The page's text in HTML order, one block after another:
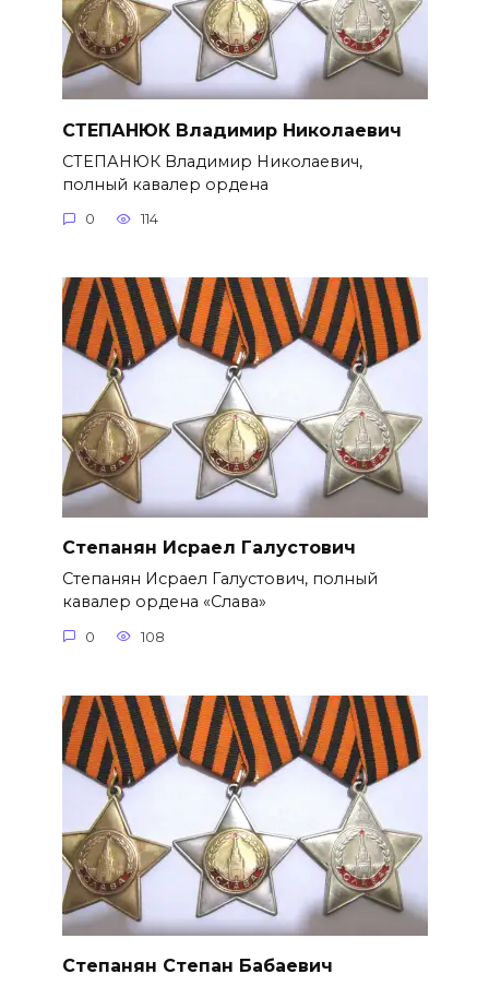
СТЕПАНЮК Владимир Николаевич
СТЕПАНЮК Владимир Николае­вич,
полный кавалер ордена
0 114
Степанян Исраел Галустович
Степанян Исраел Галустович, полный
кавалер ордена «Слава»
0 108
Степанян Степан Бабаевич